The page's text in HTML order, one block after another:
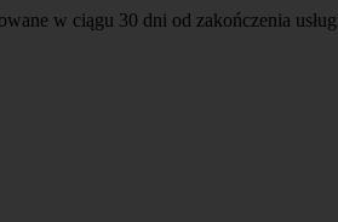
w ciągu 30 dni od zakończenia